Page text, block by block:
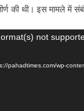
की थी। इस मामले में
not
pahadtimes.com/wp-